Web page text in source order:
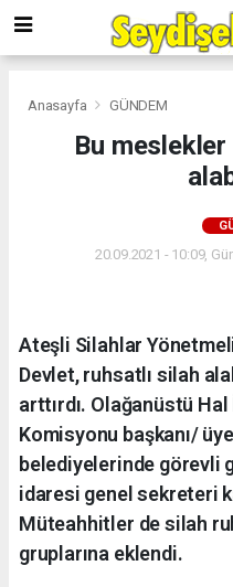
Anasayfa GÜNDEM
Bu
20.09.2021 - 10:09,
Ateşli Silahlar
Devlet, ruhsatlı silah
arttırdı. Olağanüstü
Komisyonu başkanı/
belediyelerinde görevli
idaresi genel sekreteri
Müteahhitler de silah
gruplarına eklendi.